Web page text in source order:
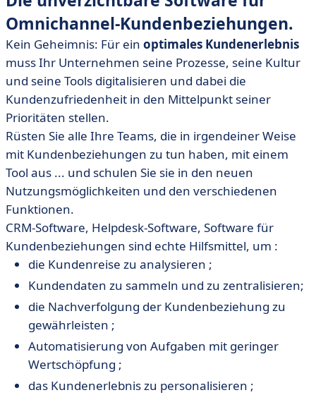
Omnichannel-Kundenbeziehungen.
Kein Geheimnis: Für ein optimales Kundenerlebnis
muss Ihr Unternehmen seine Prozesse, seine Kultur
und seine Tools digitalisieren und dabei die
Kundenzufriedenheit in den Mittelpunkt seiner
Prioritäten stellen.
Rüsten Sie alle Ihre Teams, die in irgendeiner Weise
mit Kundenbeziehungen zu tun haben, mit einem
Tool aus ... und schulen Sie sie in den neuen
Nutzungsmöglichkeiten und den verschiedenen
Funktionen.
CRM-Software, Helpdesk-Software, Software für
Kundenbeziehungen sind echte Hilfsmittel, um :
die Kundenreise zu analysieren ;
Kundendaten zu sammeln und zu zentralisieren;
die Nachverfolgung der Kundenbeziehung zu
gewährleisten ;
Automatisierung von Aufgaben mit geringer
Wertschöpfung ;
das Kundenerlebnis zu personalisieren ;